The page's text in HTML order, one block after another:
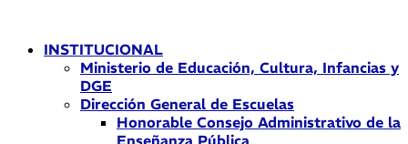
contenidoINSTITUCIONAL
Ministerio de Educación, Cultura, Infancias y
DGE
Dirección General de Escuelas
Honorable Consejo Administrativo de la
Enseñanza Pública